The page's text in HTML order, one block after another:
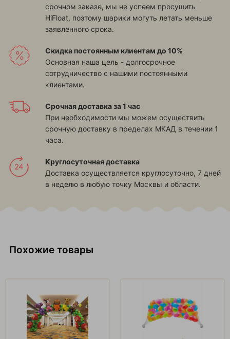
срочном заказе, мы не успеем просушить
HiFloat, поэтому шарики могуть летать меньше
заявленного срока.
Скидка постоянным клиентам до 10%
Основная наша цель - долгосрочное
сотрудничество с нашими постоянными
клиентами.
Срочная доставка за 1 час
При необходимости мы можем осуществить
срочную доставку в пределах МКАД в течении 1
часа.
Круглосуточная доставка
Доставка осуществляется круглосуточно, 7 дней
в неделю в любую точку Москвы и области.
Похожие товары